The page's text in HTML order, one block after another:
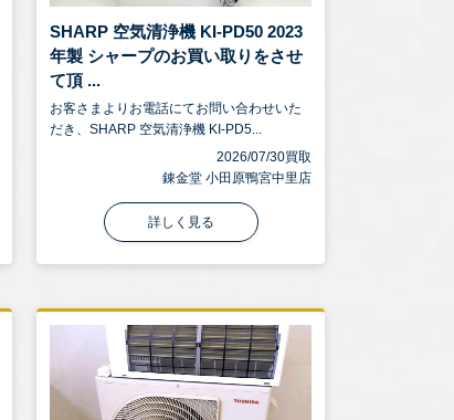
SHARP 空気清浄機 KI-PD50 2023
年製 シャープのお買い取りをさせ
て頂 ...
お客さまよりお電話にてお問い合わせいた
だき、SHARP 空気清浄機 KI-PD5...
2026/07/30買取
錬金堂 小田原鴨宮中里店
詳しく見る